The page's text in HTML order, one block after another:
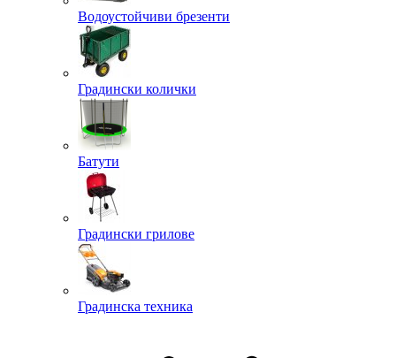
Водоустойчиви брезенти
Градински колички
Батути
Градински грилове
Градинска техника